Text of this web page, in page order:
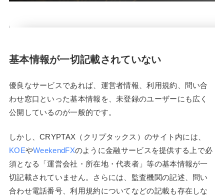
基本情報が一切記載されていない
優良なサービスであれば、運営者情報、利用規約、問い合
わせ窓口といった基本情報を、未登録のユーザーにも広く
公開しているのが一般的です。
しかし、CRYPTAX（クリプタックス）のサイト内には、
KOEやWeekendFXのように金融サービスを提供する上で必
須となる「運営会社・所在地・代表者」等の基本情報が一
切記載されていません。さらには、監査機関の記述、問い
合わせ電話番号、利用規約についてなどの記載も存在しな